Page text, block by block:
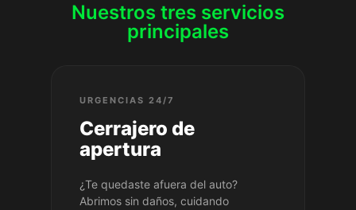
Nuestros tres servicios
principales
URGENCIAS 24/7
Cerrajero de
apertura
¿Te quedaste afuera del auto?
Abrimos sin daños, cuidando